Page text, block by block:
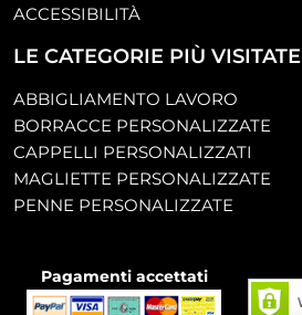
ACCESSIBILITÀ
LE CATEGORIE PIÙ VISITATE
ABBIGLIAMENTO LAVORO
BORRACCE PERSONALIZZATE
CAPPELLI PERSONALIZZATI
MAGLIETTE PERSONALIZZATE
PENNE PERSONALIZZATE
Pagamenti accettati